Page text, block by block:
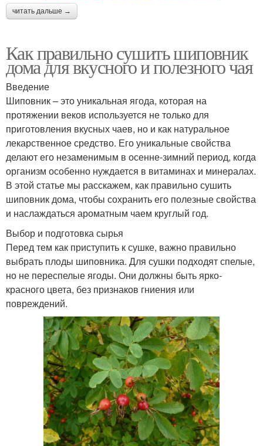
читать дальше →
Как правильно сушить шиповник
дома для вкусного и полезного чая
Введение
Шиповник – это уникальная ягода, которая на
протяжении веков используется не только для
приготовления вкусных чаев, но и как натуральное
лекарственное средство. Его уникальные свойства
делают его незаменимым в осенне-зимний период, когда
организм особенно нуждается в витаминах и минералах.
В этой статье мы расскажем, как правильно сушить
шиповник дома, чтобы сохранить его полезные свойства
и наслаждаться ароматным чаем круглый год.
Выбор и подготовка сырья
Перед тем как приступить к сушке, важно правильно
выбрать плоды шиповника. Для сушки подходят спелые,
но не переспелые ягоды. Они должны быть ярко-
красного цвета, без признаков гниения или
повреждений.